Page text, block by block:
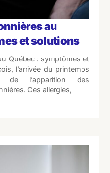
au
et solutions
Québec : symptômes et
l’arrivée du printemps
de l’apparition des
Ces allergies,